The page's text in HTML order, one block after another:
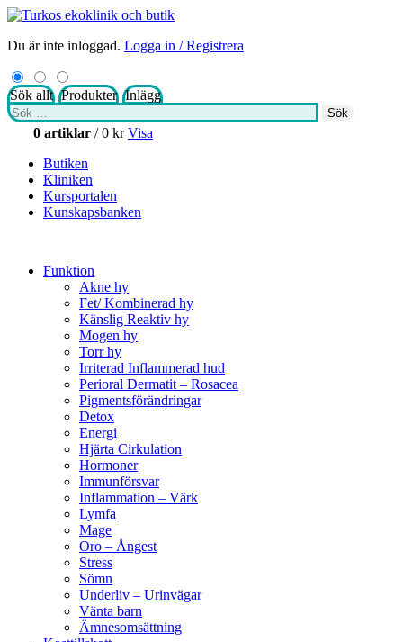
Du är inte inloggad. Logga in / Registrera
Sök allt Produkter Inlägg
Sök
efter:
Sök
0 artiklar /0 kr Visa
Butiken
Kliniken
Kursportalen
Kunskapsbanken
Funktion
Akne hy
Fet/ Kombinerad hy
Känslig Reaktiv hy
Mogen hy
Torr hy
Irriterad Inflammerad hud
Perioral Dermatit – Rosacea
Pigmentsförändringar
Detox
Energi
Hjärta Cirkulation
Hormoner
Immunförsvar
Inflammation – Värk
Lymfa
Mage
Oro – Ångest
Stress
Sömn
Underliv – Urinvägar
Vänta barn
Ämnesomsättning